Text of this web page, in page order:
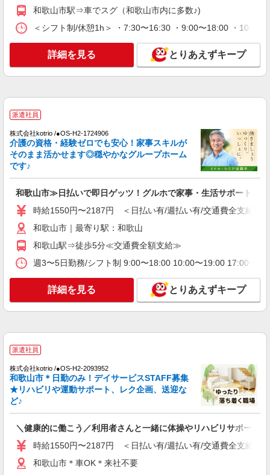
パナソニック エイジフリーケアセンター和歌山北島
による ※一律処遇改善加算含む 〇時間外勤務手当
7:00〜8:00/夜間18:00〜20:00は時給25％UP
キープ 詳細を見る
パート
パナソニック エイジフリーケアセンター和歌山北島
ショートステイ／介護職／10-14時
による ※一律処遇改善加算含む 〇時間外勤務手当
〇土日祝勤務手当 〇夜勤手当 〇深夜勤務手当 〇
無事故無違反表彰金 〇年末年始勤務手当 〇早朝
7:00〜8:00/夜間18:00〜20:00は時給25％UP
パナソニック エイジフリーケアセンター和歌
山北島 和歌山県和歌山市北島325-25
キープ 詳細を見る
パート
による ※一律処遇改善加算含む 〇時間外勤務手当
〇土日祝勤務手当 〇夜勤手当 〇深夜勤務手当 〇
無事故無違反表彰金 〇年末年始勤務手当 〇早朝
7:00〜8:00/夜間18:00〜20:00は時給25％UP
パナソニック エイジフリーケアセンター和歌
山北島 和歌山県和歌山市北島325-25
キープ 詳細を見る
パート
パナソニック エイジフリーケアセンター和歌山北島
ショートステイ／介護職／7-10時
和歌山市駅⇒車でスグ（和歌山市内に多数♪)
＜シフト制/休憩1h＞ ・7:30〜16:30 ・9:00〜18:00 ・
詳細を見る とりあえずキープ
派遣社員
株式会社kotrio /●OS-H2-1724906
介護の資格・経験ゼロでも安心！家事スキルが
そのまま活かせます◎穏やかなグループホーム
です♪
和歌山市≫日払いで即日ゲッツ！グルホで家事・生活サポートなど
時給1550円〜2187円 ＜日払い有/週払い有/交通費全支給(ガ
和歌山市｜最寄り駅：和歌山
和歌山駅⇒徒歩5分≪交通費全額支給≫
週3〜5日勤務/シフト制 9:00〜18:00 10:00〜19:00 17:00〜
詳細を見る とりあえずキープ
派遣社員
株式会社kotrio /●OS-H2-2093952
和歌山市＊日勤のみ！デイサービスSTAFF募集
★リハビリや運動サポート、レク企画、送迎な
ど♪
＼健康的に働こう／利用者さんと一緒に体操やリハビリサポート等
時給1550円〜2187円 ＜日払い有/週払い有/交通費全支給(ガ
和歌山市＊車OK＊来社不要